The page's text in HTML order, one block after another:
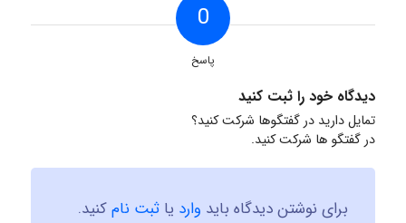
0
پاسخ
دیدگاه خود را ثبت کنید
تمایل دارید در گفتگوها شرکت کنید؟
در گفتگو ها شرکت کنید.
برای نوشتن دیدگاه باید وارد یا ثبت نامکنید.